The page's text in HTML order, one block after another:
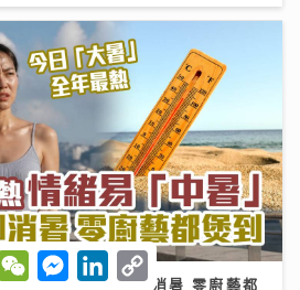
中暑」兩款湯水即消暑 零廚藝都
W
e
M
e
L
C
o